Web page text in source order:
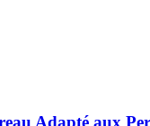
Adapté aux